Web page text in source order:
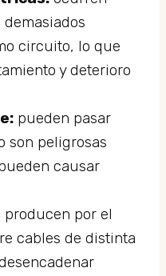
circuito, lo que
y deterioro
pueden pasar
son peligrosas
causar
producen por el
cables de distinta